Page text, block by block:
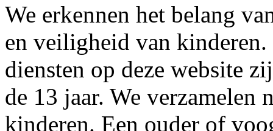
We erkennen het belang
en veiligheid van kinderen.
diensten op deze website
de 13 jaar. We
kinderen. Een ouder of